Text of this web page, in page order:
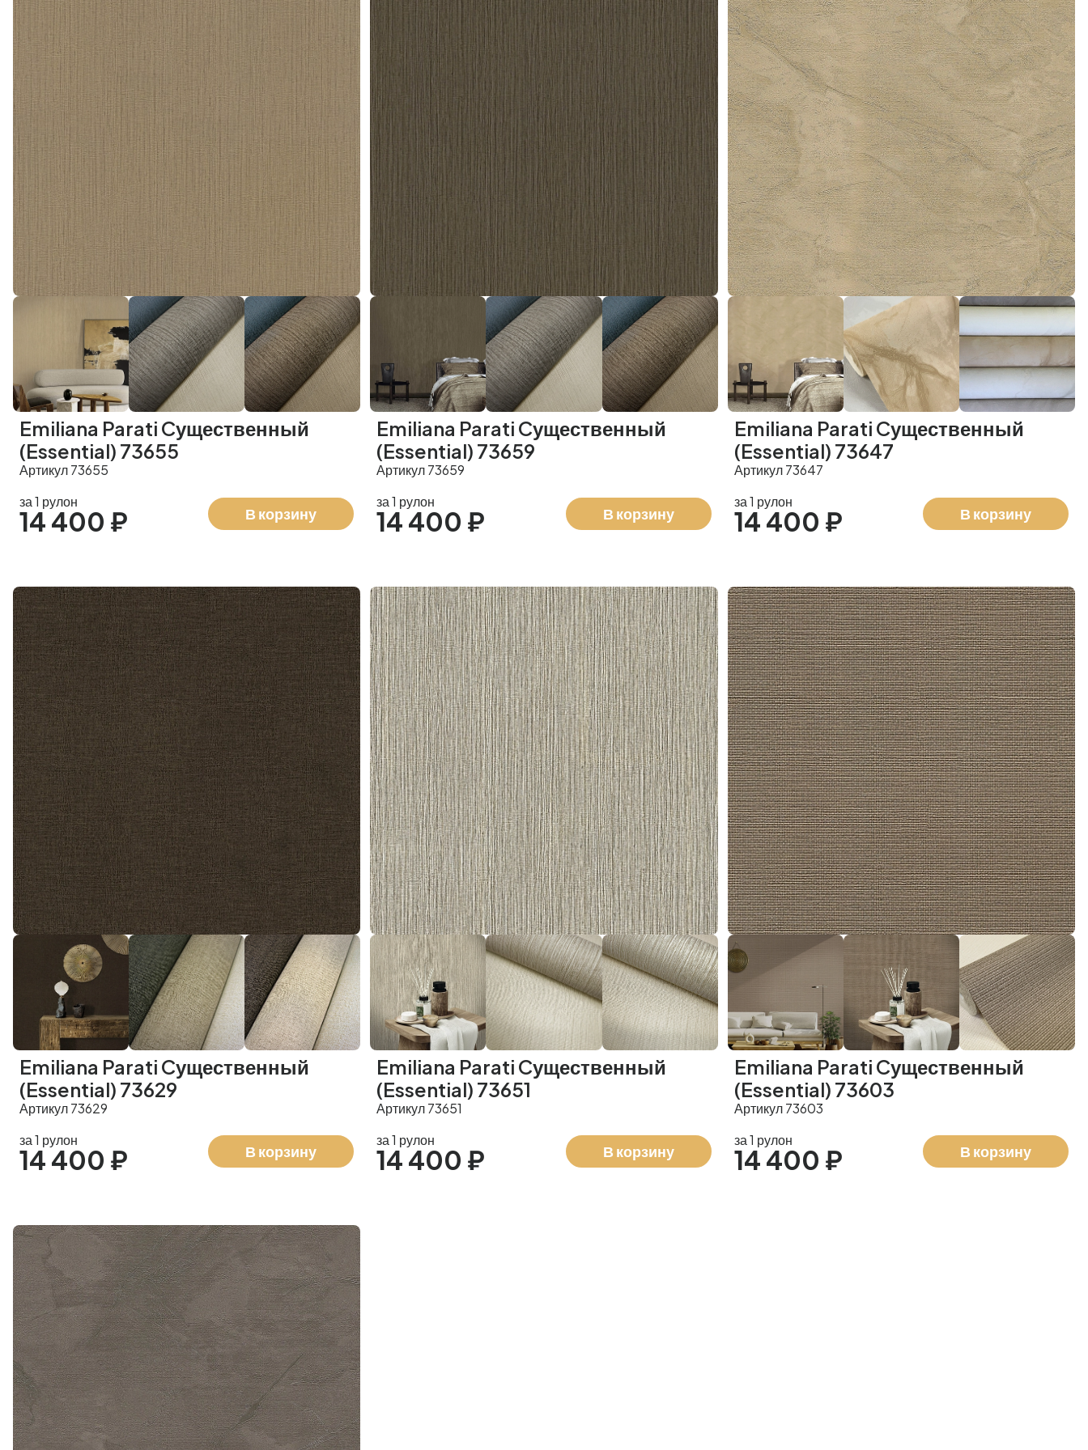
Emiliana Parati Cущественный
(Essential) 73655
Артикул 73655
за 1 рулон
14 400 ₽ В корзину
Emiliana Parati Cущественный
(Essential) 73659
Артикул 73659
за 1 рулон
14 400 ₽ В корзину
Emiliana Parati Cущественный
(Essential) 73647
Артикул 73647
за 1 рулон
14 400 ₽ В корзину
Emiliana Parati Cущественный
(Essential) 73629
Артикул 73629
за 1 рулон
14 400 ₽ В корзину
Emiliana Parati Cущественный
(Essential) 73651
Артикул 73651
за 1 рулон
14 400 ₽ В корзину
Emiliana Parati Cущественный
(Essential) 73603
Артикул 73603
за 1 рулон
14 400 ₽ В корзину